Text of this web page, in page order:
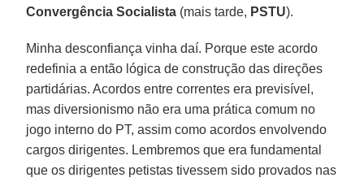
Convergência Socialista (mais tarde, PSTU).
Minha desconfiança vinha daí. Porque este acordo
redefinia a então lógica de construção das direções
partidárias. Acordos entre correntes era previsível,
mas diversionismo não era uma prática comum no
jogo interno do PT, assim como acordos envolvendo
cargos dirigentes. Lembremos que era fundamental
que os dirigentes petistas tivessem sido provados nas